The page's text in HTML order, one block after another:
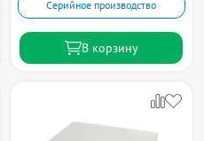
Серийное производство
В корзину